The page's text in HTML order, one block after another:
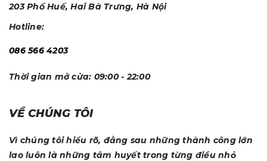
203 Phố Huế, Hai Bà Trưng, Hà Nội
Hotline:
086 566 4203
Thời gian mở cửa: 09:00 - 22:00
VỀ CHÚNG TÔI
Vì chúng tôi hiểu rõ, đằng sau những thành công lớn
lao luôn là những tâm huyết trong từng điều nhỏ